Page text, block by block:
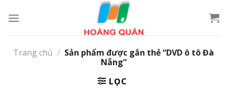
Trang chủ / Sản phẩm được gắn thẻ “DVD ô tô Đà
Nẵng”
LỌC